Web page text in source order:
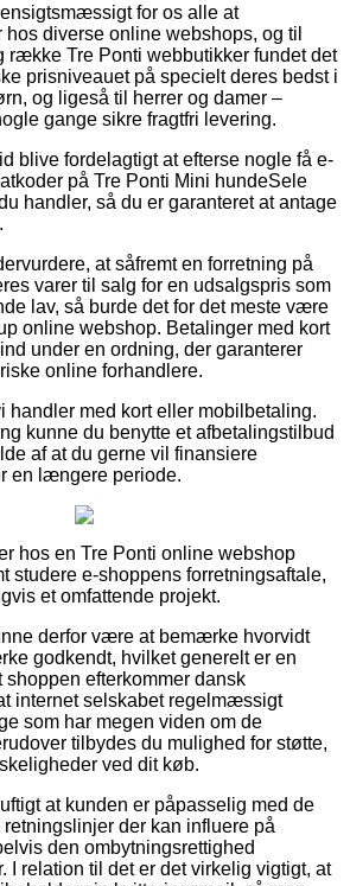
for os alle at
diverse online webshops, og til
Tre Ponti webbutikker fundet det
prisniveauet på specielt deres bedst i
og ligeså til herrer og damer –
gange sikre fragtfri levering.
blive fordelagtigt at efterse nogle få e-
på Tre Ponti Mini hundeSele
handler, så du er garanteret at antage
at såfremt en forretning på
varer til salg for en udsalgspris som
lav, så burde det for det meste være
online webshop. Betalinger med kort
under en ordning, der garanterer
online forhandlere.
handler med kort eller mobilbetaling.
kunne du benytte et afbetalingstilbud
af at du gerne vil finansiere
en længere periode.
hos en Tre Ponti online webshop
studere e-shoppens forretningsaftale,
et omfattende projekt.
derfor være at bemærke hvorvidt
godkendt, hvilket generelt er en
shoppen efterkommer dansk
internet selskabet regelmæssigt
som har megen viden om de
tilbydes du mulighed for støtte,
ved dit køb.
at kunden er påpasselig med de
der kan influere på
den ombytningsrettighed
I relation til det er det virkelig vigtigt, at